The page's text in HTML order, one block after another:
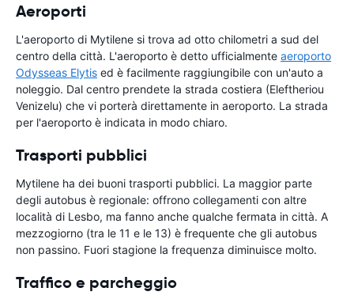
Aeroporti
L'aeroporto di Mytilene si trova ad otto chilometri a sud del
centro della città. L'aeroporto è detto ufficialmente aeroporto
Odysseas Elytis ed è facilmente raggiungibile con un'auto a
noleggio. Dal centro prendete la strada costiera (Eleftheriou
Venizelu) che vi porterà direttamente in aeroporto. La strada
per l'aeroporto è indicata in modo chiaro.
Trasporti pubblici
Mytilene ha dei buoni trasporti pubblici. La maggior parte
degli autobus è regionale: offrono collegamenti con altre
località di Lesbo, ma fanno anche qualche fermata in città. A
mezzogiorno (tra le 11 e le 13) è frequente che gli autobus
non passino. Fuori stagione la frequenza diminuisce molto.
Traffico e parcheggio